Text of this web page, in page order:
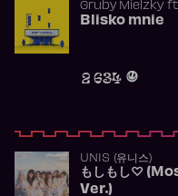
Gruby Mielzky
Blisko mnie
2 634
UNIS (유니스)
もしもし♡
Ver.)